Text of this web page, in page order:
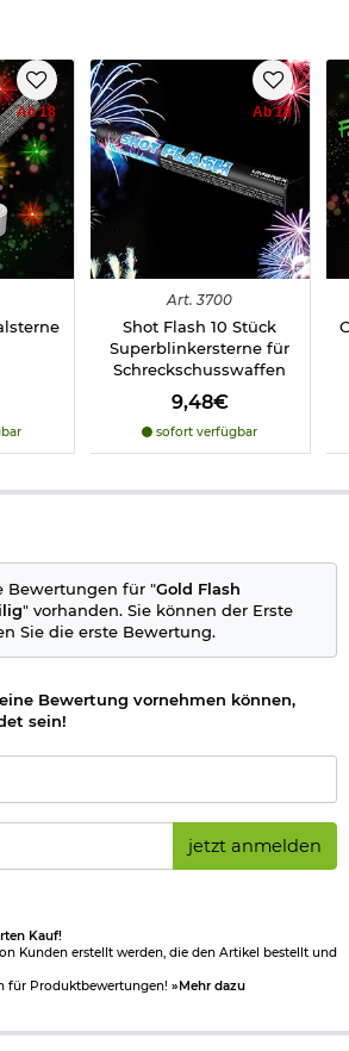
Abschussbecher von
Informationen: Artikel frei ab 18
kann nur versendet werden, wenn Sie
zusenden, sofern uns dieser noch
Link:
"Altersnachweis"für genaue
Ab 18 Ab 18
Art. 3700
Shot Flash 10 Stück
Superblinkersterne für
Schreckschusswaffen
9,48€
sofort verfügbar
Bewertungen für "Gold Flash
" vorhanden. Sie können der Erste
Sie die erste Bewertung.
Bewertung vornehmen können,
sein!
jetzt anmelden
Kauf!
Kunden erstellt werden, die den Artikel bestellt und
für Produktbewertungen! »Mehr dazu